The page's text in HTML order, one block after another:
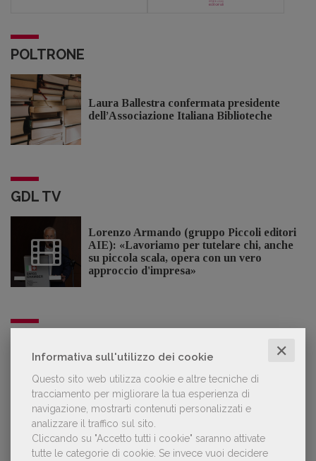
Informativa sull'utilizzo dei cookie ✕
Questo sito web utilizza cookie e altre tecniche di
tracciamento per migliorare la tua esperienza di
navigazione, mostrarti contenuti personalizzati e
analizzare il traffico sul sito.
Cliccando su "Accetto tutti i cookie" saranno attivate
tutte le categorie di cookie. Se invece vuoi decidere
POLTRONE
Laura Ballestra confermata presidente
dell’Associazione Italiana Biblioteche
GDL TV
Lorenzo Armando (gruppo Piccoli editori
AIE): «Lavoriamo per tutelare chi, anche
su piccola scala, opera con un vero
approccio d'impresa»
Lavoro: 7 posizioni aperte e 9 stage in
editoria